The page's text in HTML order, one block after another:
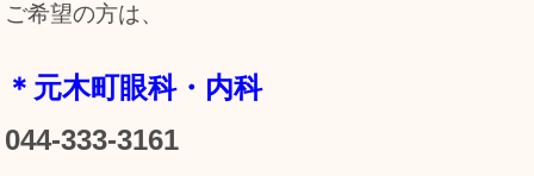
ご希望の方は、
＊元木町眼科・内科
044-333-3161